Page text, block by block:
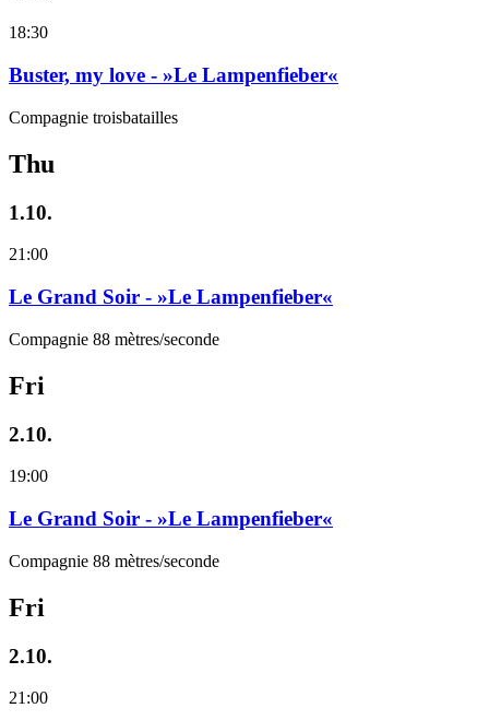
18:30
Buster, my love - »Le Lampenfieber«
Compagnie troisbatailles
Thu
1.10.
21:00
Le Grand Soir - »Le Lampenfieber«
Compagnie 88 mètres/seconde
Fri
2.10.
19:00
Le Grand Soir - »Le Lampenfieber«
Compagnie 88 mètres/seconde
Fri
2.10.
21:00